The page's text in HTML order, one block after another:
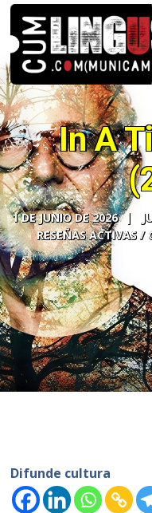
In A
1 DE JUNIO DE 2026
Difunde cultura